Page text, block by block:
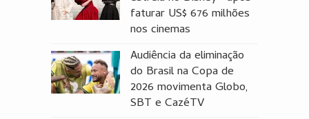
faturar US$ 676 milhões
nos cinemas
Audiência da eliminação
do Brasil na Copa de
2026 movimenta Globo,
SBT e CazéTV